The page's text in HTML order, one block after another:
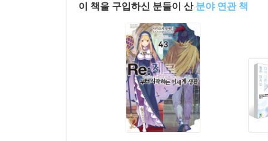
이 책을 구입하신 분들이 산 분야 연관 책